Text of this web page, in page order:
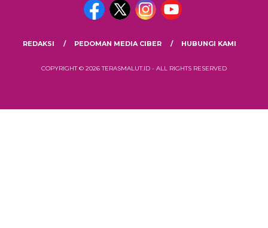
REDAKSI PEDOMAN MEDIA CIBER HUBUNGI KAMI
COPYRIGHT © 2026 TERASMALUT.ID - ALL RIGHTS RESERVED